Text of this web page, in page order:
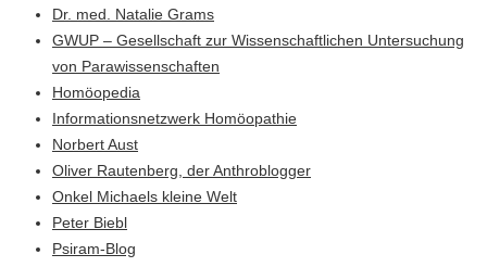
Dr. med. Natalie Grams
GWUP – Gesellschaft zur Wissenschaftlichen Untersuchung
von Parawissenschaften
Homöopedia
Informationsnetzwerk Homöopathie
Norbert Aust
Oliver Rautenberg, der Anthroblogger
Onkel Michaels kleine Welt
Peter Biebl
Psiram-Blog